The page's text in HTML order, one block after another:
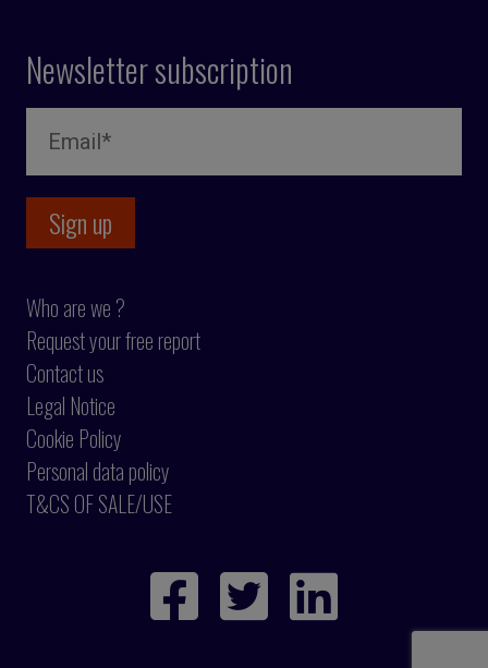
Newsletter subscription
Who are we ?
Request your free report
Contact us
Legal Notice
Cookie Policy
Personal data policy
T&CS OF SALE/USE